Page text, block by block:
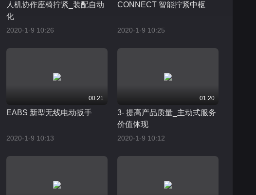
人机协作座椅拧紧_装配自动
化
2020-1-9 10:26
CONNECT 智能拧紧中枢
2020-1-9 10:25
00:21
EABS 新型无线电动扳手
2020-1-9 10:13
01:20
3- 提高产品质量_主动式服务
价值体现
2020-1-9 10:12